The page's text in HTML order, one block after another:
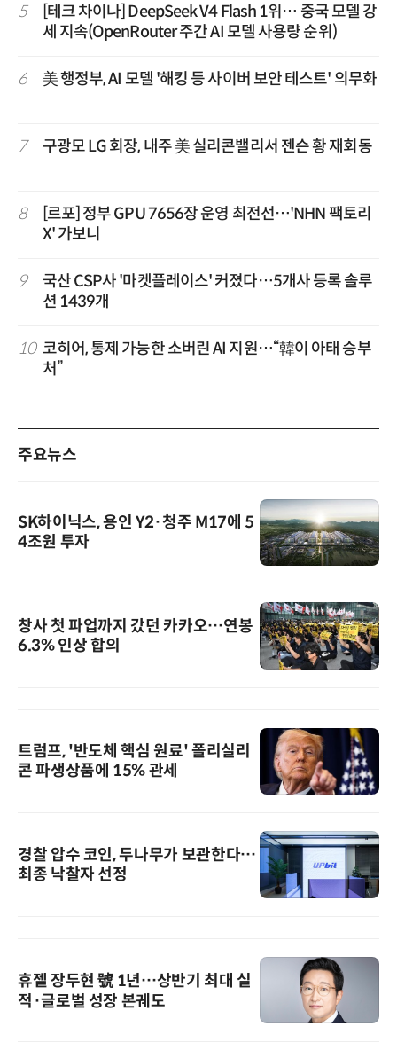
5
[테크 차이나] DeepSeek V4 Flash 1위… 중국 모델 강
세 지속(OpenRouter 주간 AI 모델 사용량 순위)
6 美 행정부, AI 모델 '해킹 등 사이버 보안 테스트' 의무화
7 구광모 LG 회장, 내주 美 실리콘밸리서 젠슨 황 재회동
8
[르포] 정부 GPU 7656장 운영 최전선…'NHN 팩토리
X' 가보니
9
국산 CSP사 '마켓플레이스' 커졌다…5개사 등록 솔루
션 1439개
10 코히어, 통제 가능한 소버린 AI 지원…“韓이 아태 승부
처”
주요뉴스
SK하이닉스, 용인 Y2·청주 M17에 5
4조원 투자
창사 첫 파업까지 갔던 카카오…연봉
6.3% 인상 합의
트럼프, '반도체 핵심 원료' 폴리실리
콘 파생상품에 15% 관세
경찰 압수 코인, 두나무가 보관한다…
최종 낙찰자 선정
휴젤 장두현 號 1년…상반기 최대 실
적·글로벌 성장 본궤도